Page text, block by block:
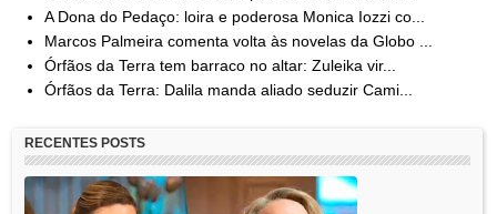
A Dona do Pedaço: loira e poderosa Monica Iozzi co...
Marcos Palmeira comenta volta às novelas da Globo ...
Órfãos da Terra tem barraco no altar: Zuleika vir...
Órfãos da Terra: Dalila manda aliado seduzir Cami...
RECENTES POSTS